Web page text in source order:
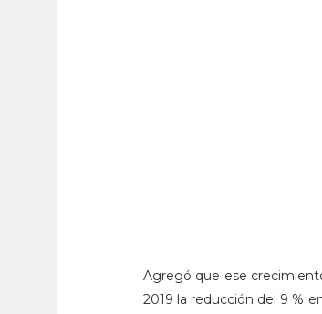
Agregó que ese
2019 la reducción del 9 %